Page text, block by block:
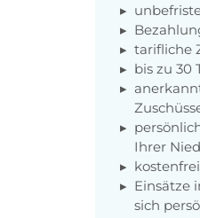
tarifliche
bis zu 30
Ihrer
Einsätze
sich